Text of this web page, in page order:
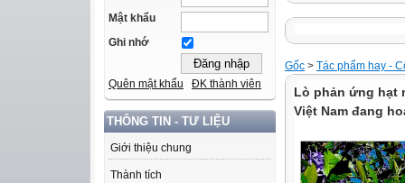
Mật khẩu
Ghi nhớ
Quên mật khẩu ĐK thành viên
THÔNG TIN - TƯ LIỆU
Giới thiệu chung
Thành tích
Gốc > Tác phẩm hay -
Lò phản ứng hạt
Việt Nam đang